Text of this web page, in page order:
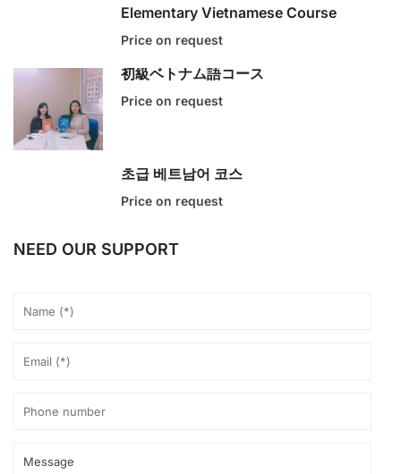
Elementary Vietnamese Course
Price on request
初級ベトナム語コース
Price on request
초급 베트남어 코스
Price on request
NEED OUR SUPPORT